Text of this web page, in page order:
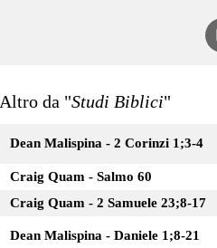
Altro da "Studi Biblici"
Dean Malispina - 2 Corinzi 1;3-4
Craig Quam - Salmo 60
Craig Quam - 2 Samuele 23;8-17
Dean Malispina - Daniele 1;8-21